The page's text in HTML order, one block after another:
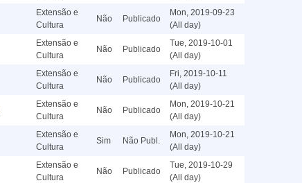
Extensão e
Cultura
Não Publicado
Mon, 2019-09-23
(All day)
Extensão e
Cultura
Não Publicado
Tue, 2019-10-01
(All day)
Extensão e
Cultura
Não Publicado
Fri, 2019-10-11
(All day)
Extensão e
Cultura
Não Publicado
Mon, 2019-10-21
(All day)
Extensão e
Cultura
Sim Não Publ.
Mon, 2019-10-21
(All day)
Extensão e
Cultura
Não Publicado
Tue, 2019-10-29
(All day)